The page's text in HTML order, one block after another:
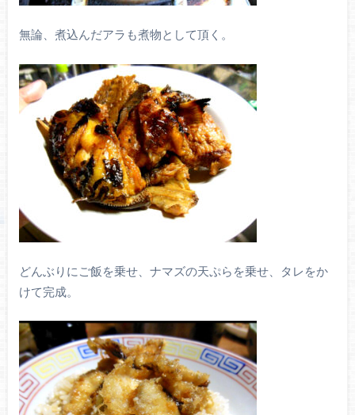
無論、煮込んだアラも煮物として頂く。
どんぶりにご飯を乗せ、ナマズの天ぷらを乗せ、タレをか
けて完成。